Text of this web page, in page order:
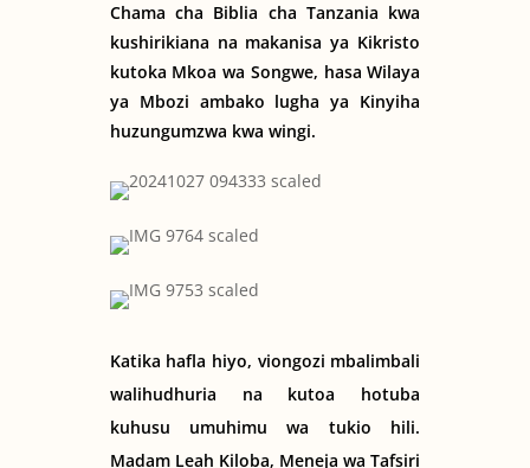
Chama cha Biblia cha Tanzania kwa
kushirikiana na makanisa ya Kikristo
kutoka Mkoa wa Songwe, hasa Wilaya
ya Mbozi ambako lugha ya Kinyiha
huzungumzwa kwa wingi.
Katika hafla hiyo, viongozi mbalimbali
walihudhuria na kutoa hotuba
kuhusu umuhimu wa tukio hili.
Madam Leah Kiloba, Meneja wa Tafsiri